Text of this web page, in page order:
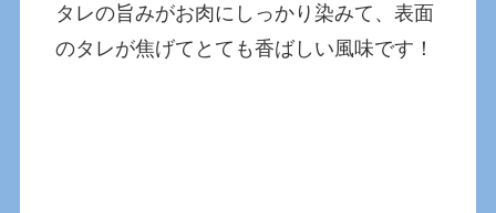
タレの旨みがお肉にしっかり染みて、表面
のタレが焦げてとても香ばしい風味です！